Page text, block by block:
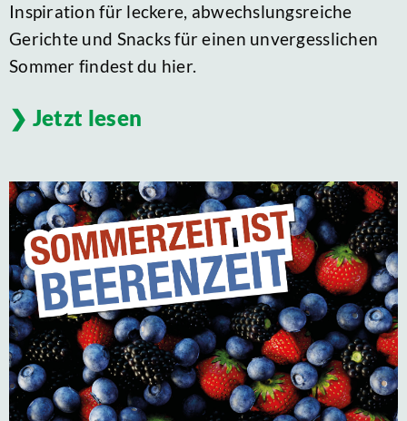
Inspiration für leckere, abwechslungsreiche
Gerichte und Snacks für einen unvergesslichen
Sommer findest du hier.
Jetzt lesen